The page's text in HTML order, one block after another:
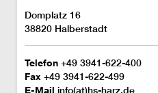
Domplatz 16
38820 Halberstadt
Telefon+49 3941-622-400
Fax+49 3941-622-499
E-Mail info(at)hs-harz.de